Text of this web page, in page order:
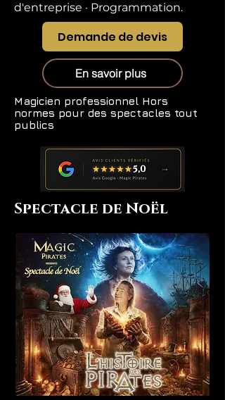
d'entreprise · Programmation.
Demande de devis
En savoir plus
Magicien professionnel Hors
normes pour des spectacles tout
publics
Spectacle de Noël